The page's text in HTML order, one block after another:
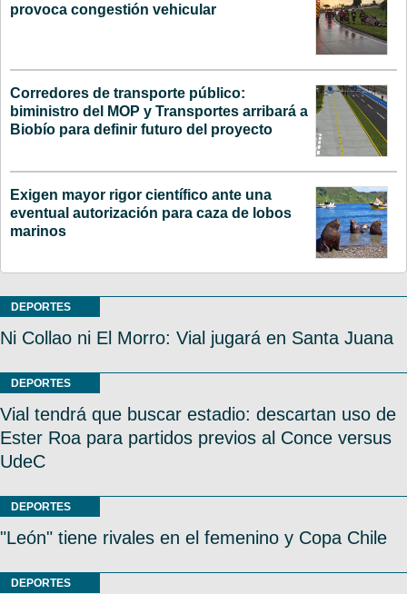
provoca congestión vehicular
Corredores de transporte público:
biministro del MOP y Transportes arribará a
Biobío para definir futuro del proyecto
Exigen mayor rigor científico ante una
eventual autorización para caza de lobos
marinos
DEPORTES
Ni Collao ni El Morro: Vial jugará en Santa Juana
DEPORTES
Vial tendrá que buscar estadio: descartan uso de
Ester Roa para partidos previos al Conce versus
UdeC
DEPORTES
"León" tiene rivales en el femenino y Copa Chile
DEPORTES